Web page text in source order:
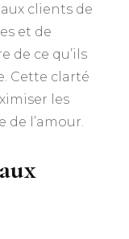
clients de
et de
de ce qu’ils
Cette clarté
les
de l’amour.